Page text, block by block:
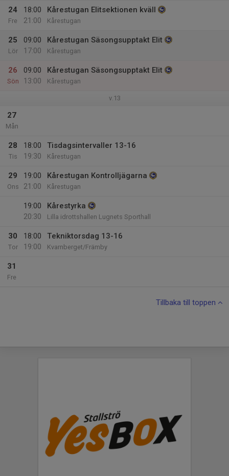
24
Fre
18:00
21:00
Kårestugan Elitsektionen kväll
Kårestugan
25
Lör
09:00
17:00
Kårestugan Säsongsupptakt Elit
Kårestugan
26
Sön
09:00
13:00
Kårestugan Säsongsupptakt Elit
Kårestugan
v.13
27
Mån
28
Tis
18:00
19:30
Tisdagsintervaller 13-16
Kårestugan
29
Ons
19:00
21:00
Kårestugan Kontrolljägarna
Kårestugan
19:00
20:30
Kårestyrka
Lilla idrottshallen Lugnets Sporthall
30
Tor
18:00
19:00
Tekniktorsdag 13-16
Kvarnberget/Främby
31
Fre
Tillbaka till toppen